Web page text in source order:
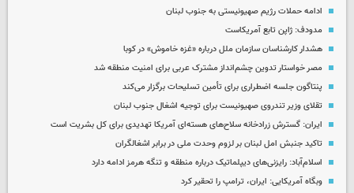
ادامه حملات رژیم صهیونیستی به جنوب لبنان
مدودف: ژاپن تابع آمریکاست
هشدار کارشناسان سازمان ملل درباره «غزه‌ خاموش» در کوبا
مصر خواستار تدوین چشم‌انداز مشترک عربی برای امنیت منطقه شد
پنتاگون جلسه اضطراری برای تأمین تسلیحات برگزار می‌کند
تقلای وزیر تندروی صهیونیست برای توجیه اشغال جنوب لبنان
ایران: گسترش زرادخانه سلاح‌های هسته‌ای آمریکا تهدیدی برای کل بشریت است
تاکید جنبش امل لبنان بر لزوم وحدت ملی در برابر اشغالگران
اسلام‌آباد: رایزنی‌های دیپلماتیک درباره منطقه و تنگه هرمز ادامه دارد
وبگاه آمریکایی: ایران، ترامپ را تحقیر کرد